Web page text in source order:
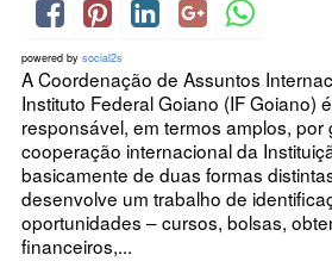
powered by social2s
A Coordenação de Assuntos
Instituto Federal Goiano (IF Goiano)
responsável, em termos amplos, por
cooperação internacional da
basicamente de duas formas
desenvolve um trabalho de
oportunidades – cursos, bolsas,
financeiros,...